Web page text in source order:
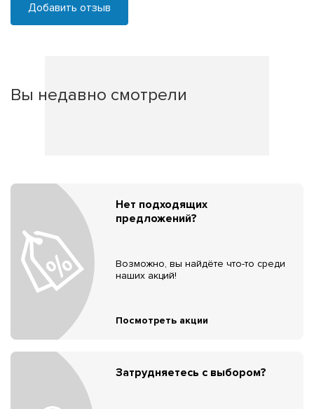
Добавить отзыв
Вы недавно смотрели
Нет подходящих
предложений?
Возможно, вы найдёте что-то среди
наших акций!
Посмотреть акции
Затрудняетесь с выбором?